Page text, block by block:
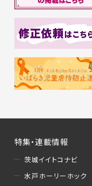
特集・連載情報
茨城イイトコナビ
水戸ホーリーホック